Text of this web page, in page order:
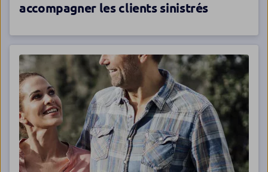
accompagner les clients sinistrés